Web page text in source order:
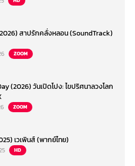
สาปรักคลั่งหลอน (SoundTrack)
ZOOM
(2026) วันเปิดโปง: ไขปริศนาลวงโลก
ZOOM
เวเพินส์ (พากย์ไทย)
HD